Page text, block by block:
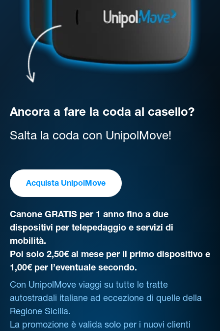
Ancora a fare la coda al casello?
Salta la coda con UnipolMove!
Acquista UnipolMove
Canone GRATIS per 1 anno fino a due
dispositivi per telepedaggio e servizi di
mobilità.
Poi solo 2,50€ al mese per il primo dispositivo e
1,00€ per l’eventuale secondo.
Con UnipolMove viaggi su tutte le tratte
autostradali italiane ad eccezione di quelle della
Regione Sicilia.
La promozione è valida solo per i nuovi clienti